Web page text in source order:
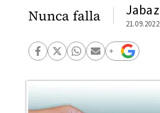
Nunca falla Jabaz
21.09.2022